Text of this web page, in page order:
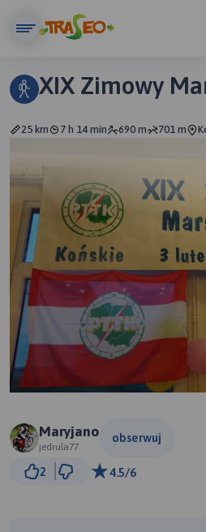
XIX Zimowy
25 km 7 h 14 min 690 m 701 m
Maryjano
jedrula77
obserwuj
2 4.5/6